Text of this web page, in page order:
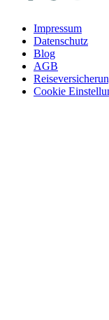
Impressum
Datenschutz
Blog
AGB
Cookie